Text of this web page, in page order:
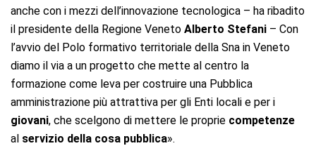
anche con i mezzi dell’innovazione tecnologica – ha ribadito
il presidente della Regione Veneto Alberto Stefani – Con
l’avvio del Polo formativo territoriale della Sna in Veneto
diamo il via a un progetto che mette al centro la
formazione come leva per costruire una Pubblica
amministrazione più attrattiva per gli Enti locali e per i
giovani, che scelgono di mettere le proprie competenze
al servizio della cosa pubblica».